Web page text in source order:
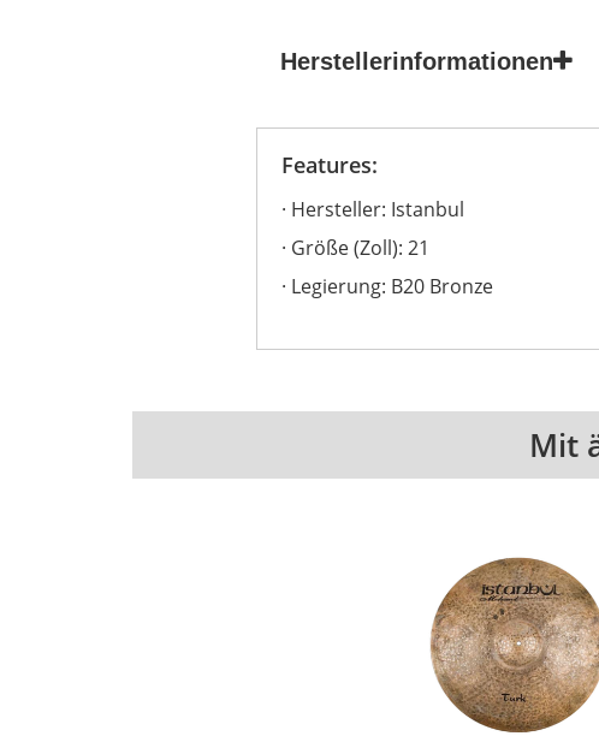
Herstellerinformationen
Features:
Hersteller: Istanbul
Größe (Zoll): 21
Legierung: B20 Bronze
Mit